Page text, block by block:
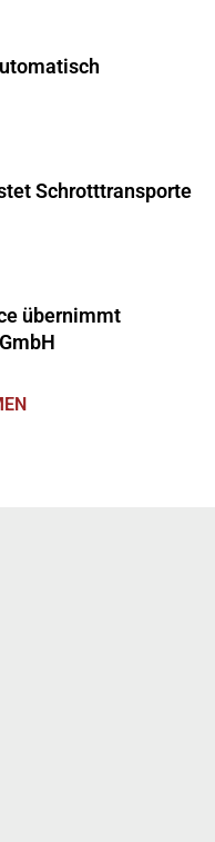
Schrotttransporte
übernimmt